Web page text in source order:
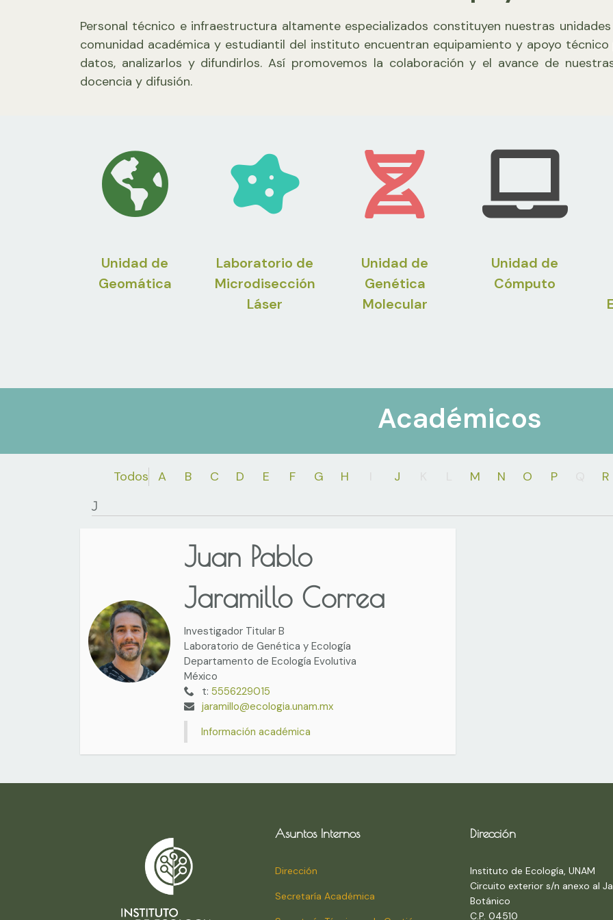
Personal técnico e infraestructura altamente especializados constituyen nuestras
comunidad académica y estudiantil del instituto encuentran equipamiento y apoyo
datos, analizarlos y difundirlos. Así promovemos la colaboración y el avance de
docencia y difusión.
Unidad de
Geomática
Laboratorio de
Microdisección
Láser
Unidad de
Genética
Molecular
Unidad de
Cómputo
Académicos
Todos A B C D E F G H J M N O P R
J
Juan Pablo
Jaramillo Correa
Investigador Titular B
Laboratorio de Genética y Ecología
Departamento de Ecología Evolutiva
México
t: 5556229015
jaramillo@ecologia.unam.mx
Información académica
Asuntos Internos
Dirección
Secretaría Académica
Dirección
Instituto de Ecología, UNAM
Circuito exterior s/n anexo al
Botánico
C.P. 04510